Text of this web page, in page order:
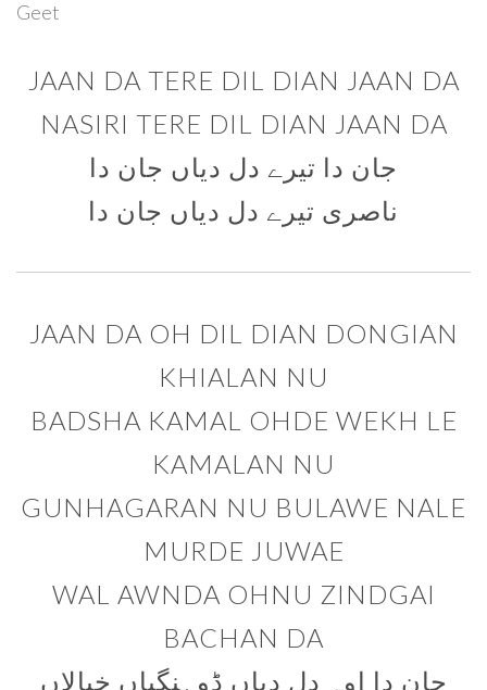
Geet
JAAN DA TERE DIL DIAN JAAN DA
NASIRI TERE DIL DIAN JAAN DA
جان دا تیرے دل دیاں جان دا
ناصری تیرے دل دیاں جان دا
JAAN DA OH DIL DIAN DONGIAN
KHIALAN NU
BADSHA KAMAL OHDE WEKH LE
KAMALAN NU
GUNHAGARAN NU BULAWE NALE
MURDE JUWAE
WAL AWNDA OHNU ZINDGAI
BACHAN DA
جان دا اوہ دل دیاں ڈوہنگیاں خیالاں